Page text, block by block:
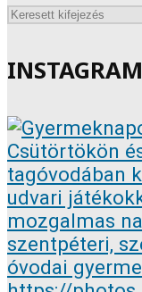
INSTAGRAM